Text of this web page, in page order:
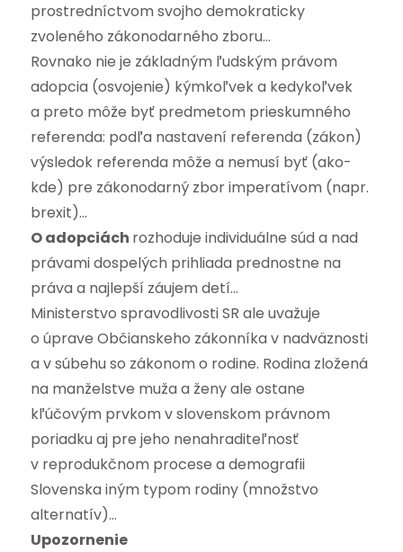
prostredníctvom svojho demokraticky
zvoleného zákonodarného zboru…
Rovnako nie je základným ľudským právom
adopcia (osvojenie) kýmkoľvek a kedykoľvek
a preto môže byť predmetom prieskumného
referenda: podľa nastavení referenda (zákon)
výsledok referenda môže a nemusí byť (ako-
kde) pre zákonodarný zbor imperatívom (napr.
brexit)…
O adopciách rozhoduje individuálne súd a nad
právami dospelých prihliada prednostne na
práva a najlepší záujem detí…
Ministerstvo spravodlivosti SR ale uvažuje
o úprave Občianskeho zákonníka v nadväznosti
a v súbehu so zákonom o rodine. Rodina zložená
na manželstve muža a ženy ale ostane
kľúčovým prvkom v slovenskom právnom
poriadku aj pre jeho nenahraditeľnosť
v reprodukčnom procese a demografii
Slovenska iným typom rodiny (množstvo
alternatív)…
Upozornenie